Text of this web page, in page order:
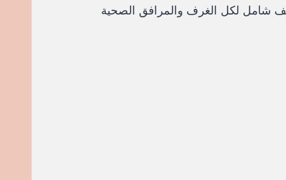
شامل لكل الغرف والمرافق الصحية